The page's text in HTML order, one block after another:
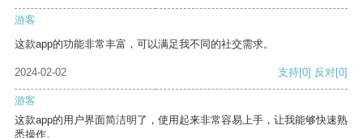
游客
这款app的功能非常丰富，可以满足我不同的社交需求。
2024-02-02 支持[0] 反对[0]
游客
这款app的用户界面简洁明了，使用起来非常容易上手，让我能够快速熟
悉操作。